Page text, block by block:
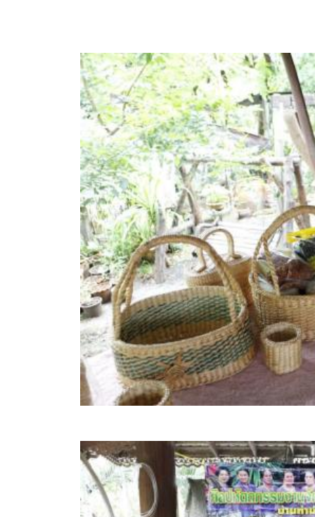
ข่าวประชาสัมพันธ์
ประกาศจัดซื้อ-จัดจ้าง
ประกาศจัดซื้อ-จัดจ้างภาครัฐ
รายงานผู้ใช้บริการกล้อง CCTV
ข้อมูลการเลือกตั้ง
นโยบายคุ้มครองข้อมูลส่วนบุคคล
ผลงาน
มาตรฐานกำหนดตำแหน่ง
VDO Present
ประกาศแผนการจัดหาพัสดุ
รายงานผลการจัดซื้อจัดจ้างประจำปีงบประมาณ